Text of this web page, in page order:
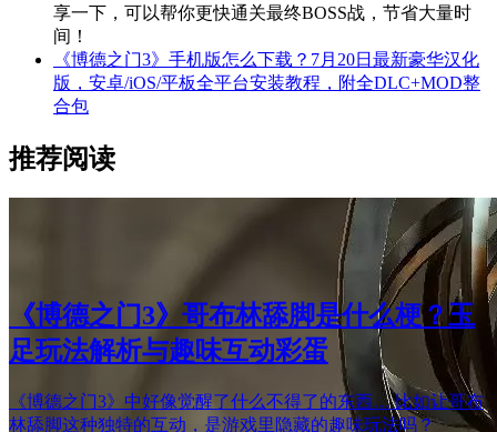
享一下，可以帮你更快通关最终BOSS战，节省大量时
间！
《博德之门3》手机版怎么下载？7月20日最新豪华汉化
版，安卓/iOS/平板全平台安装教程，附全DLC+MOD整
合包
推荐阅读
《博德之门3》哥布林舔脚是什么梗？玉
足玩法解析与趣味互动彩蛋
《博德之门3》中好像觉醒了什么不得了的东西… 比如让哥布
林舔脚这种独特的互动，是游戏里隐藏的趣味玩法吗？